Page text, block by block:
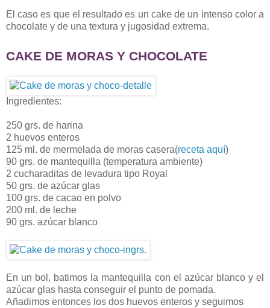
El caso es que el resultado es un cake de un intenso color a
chocolate y de una textura y jugosidad extrema.
CAKE DE MORAS Y CHOCOLATE
Ingredientes:
250 grs. de harina
2 huevos enteros
125 ml. de mermelada de moras casera(receta aquí)
90 grs. de mantequilla (temperatura ambiente)
2 cucharaditas de levadura tipo Royal
50 grs. de azúcar glas
100 grs. de cacao en polvo
200 ml. de leche
90 grs. azúcar blanco
En un bol, batimos la mantequilla con el azúcar blanco y el
azúcar glas hasta conseguir el punto de pomada.
Añadimos entonces los dos huevos enteros y seguimos